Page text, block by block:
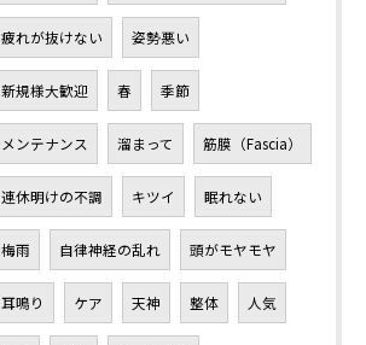
疲れが抜けない 姿勢悪い
新規様大歓迎 春 季節
メンテナンス 溜まって 筋膜（Fascia）
連休明けの不調 キツイ 眠れない
梅雨 自律神経の乱れ 頭がモヤモヤ
耳鳴り ケア 天神 整体 人気